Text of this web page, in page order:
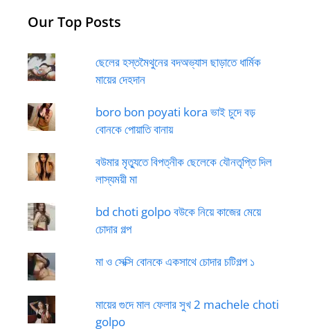
Our Top Posts
ছেলের হস্তমৈথুনের বদঅভ্যাস ছাড়াতে ধার্মিক
মায়ের দেহদান
boro bon poyati kora ভাই চুদে বড়
বোনকে পোয়াতি বানায়
বউমার মৃত্যুতে বিপত্নীক ছেলেকে যৌনতৃপ্তি দিল
লাস্যময়ী মা
bd choti golpo বউকে নিয়ে কাজের মেয়ে
চোদার গল্প
মা ও সেক্সি বোনকে একসাথে চোদার চটিগল্প ১
মায়ের গুদে মাল ফেলার সুখ 2 machele choti
golpo